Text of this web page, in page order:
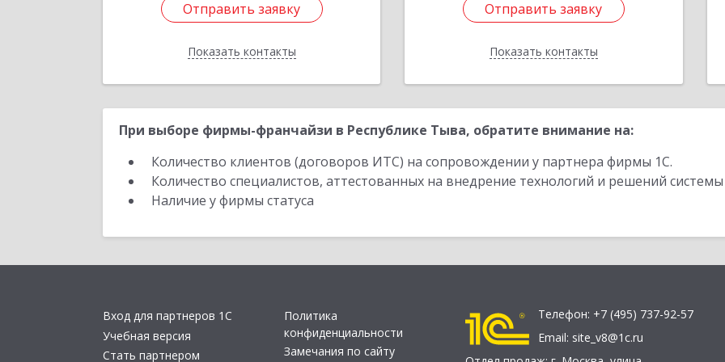
Отправить заявку
Показать контакты
Отправить заявку
Назад
Отправить заявку
Показать контакты
Отправить заявку
Назад
При выборе фирмы-франчайзи в Республике Тыва, обратите внимание на:
Количество клиентов (договоров ИТС) на сопровождении у партнера фирмы 1С.
Количество специалистов, аттестованных на внедрение технологий и решений
Наличие у фирмы статуса
Вход для партнеров 1С
Учебная версия
Стать партнером
Политика
конфиденциальности
Замечания по сайту
Телефон: +7 (495) 737-92-57
Email: site_v8@1c.ru